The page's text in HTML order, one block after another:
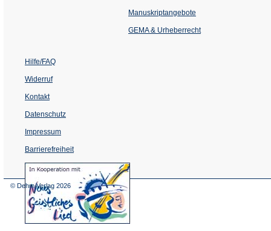
einem
Tab)
Manuskriptangebote
GEMA & Urheberrecht
Hilfe/FAQ
Widerruf
Kontakt
Datenschutz
Impressum
Barrierefreiheit
(Öffnet
in
© Dehm Verlag 2026